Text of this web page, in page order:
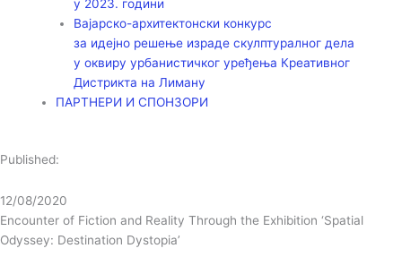
у 2023. години
Вајарско-архитектонски конкурс
за идејно решење израде скулптуралног дела
у оквиру урбанистичког уређења Креативног
Дистрикта на Лиману
ПАРТНЕРИ И СПОНЗОРИ
Published:
12/08/2020
Encounter of Fiction and Reality Through the Exhibition ‘Spatial
Odyssey: Destination Dystopia’